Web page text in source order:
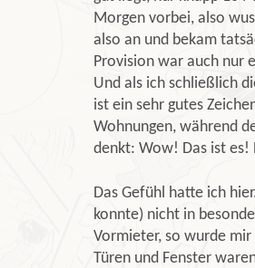
Morgen vorbei, also
also an und bekam
Provision war auch nur
Und als ich schließlich
ist ein sehr gutes
Wohnungen, während
denkt: Wow! Das ist
Das Gefühl hatte ich
konnte) nicht in
Vormieter, so wurde mir
Türen und Fenster